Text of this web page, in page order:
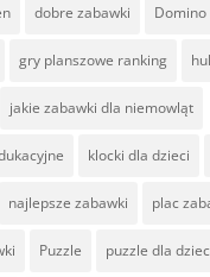
dobre zabawki Domino
gry planszowe ranking
jakie zabawki dla niemowląt
klocki dla dzieci
najlepsze zabawki plac
Puzzle puzzle dla